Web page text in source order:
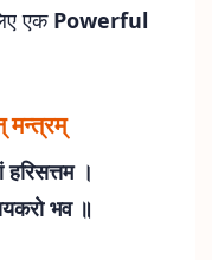
एक Powerful
मन्त्रम्
हरिसत्तम ।
भव ॥